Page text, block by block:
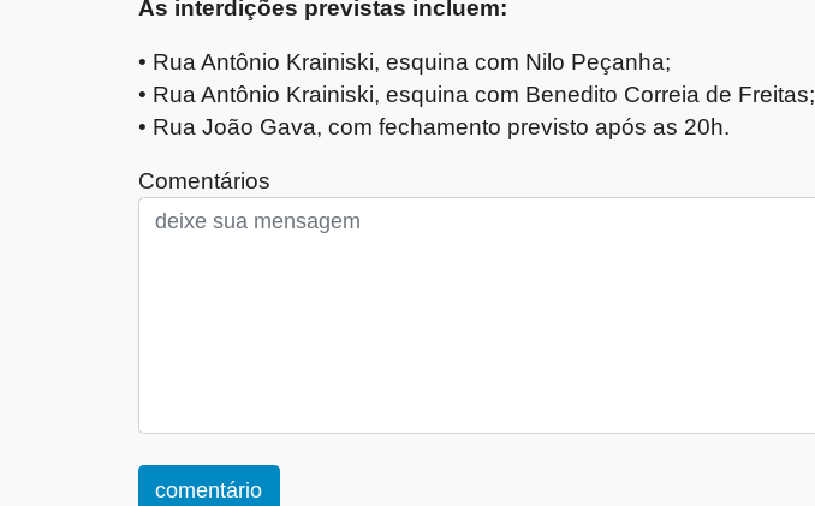
As interdições previstas incluem:
• Rua Antônio Krainiski, esquina com Nilo Peçanha;
• Rua Antônio Krainiski, esquina com Benedito Correia de Freitas;
• Rua João Gava, com fechamento previsto após as 20h.
Comentários
comentário